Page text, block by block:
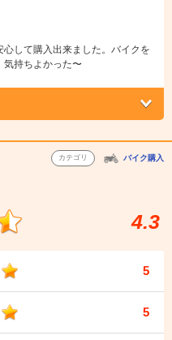
して購入出来ました。バイクを
気持ちよかった〜
カテゴリ バイク購入
4.3
5
5